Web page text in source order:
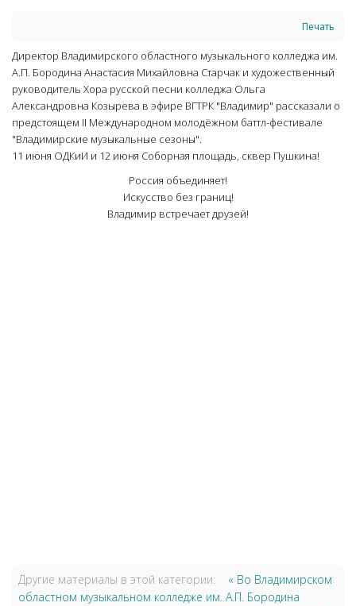
Печать
Директор Владимирского областного музыкального колледжа им.
А.П. Бородина Анастасия Михайловна Старчак и художественный
руководитель Хора русской песни колледжа Ольга
Александровна Козырева в эфире ВГТРК "Владимир" рассказали о
предстоящем II Международном молодёжном баттл-фестивале
"Владимирские музыкальные сезоны".
11 июня ОДКиИ и 12 июня Соборная площадь, сквер Пушкина!
Россия объединяет!
Искусство без границ!
Владимир встречает друзей!
Другие материалы в этой категории:
« Во Владимирском
областном музыкальном колледже им. А.П. Бородина